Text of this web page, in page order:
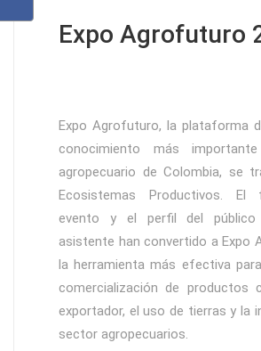
Expo Agrofuturo
Expo Agrofuturo, la plataforma
conocimiento más
agropecuario de Colombia, se
Ecosistemas Productivos. El
evento y el perfil del
asistente han convertido a Expo
la herramienta más efectiva
comercialización de productos
exportador, el uso de tierras y la
sector agropecuarios.